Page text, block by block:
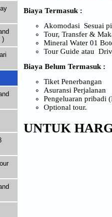
)
Biaya Termasuk :
Akomodasi Sesuai
Tour, Transfer &
Mineral Water 01
Tour Guide atau
Biaya Belum Termasuk :
Tiket Penerbangan
Asuransi Perjalanan
Pengeluaran pribadi
Optional tour.
UNTUK